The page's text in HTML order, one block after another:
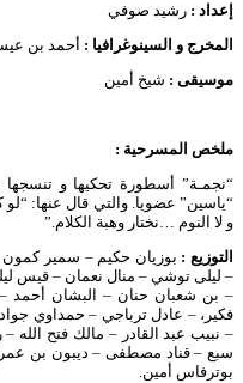
إعداد : رشيد صوفي
المخرج و السينوغرافيا : أحمد بن
موسيقى : شيخ أمين
ملخص المسرحية :
“نجمـة” أسطورة تحكيها و تنسجها
“ياسين” عضويا. والتي قال عنها:
و لا النوم …نختار وهبة الكلام.”
التوزيع : بوزيان حكيم – سمير كمون
– ليلى توشي – منال نعمان – قيس
– بن شعبان حنان – البشان أحمد
فكير، – عادل ترباجي – حمداوي
– نبيب عبد القادر – مالك فتح
سبع – قناد مصطفى – ديبون بن
بوترفاس أمين.